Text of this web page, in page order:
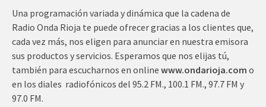
Una programación variada y dinámica que la cadena de
Radio Onda Rioja te puede ofrecer gracias a los clientes que,
cada vez más, nos eligen para anunciar en nuestra emisora
sus productos y servicios. Esperamos que nos elijas tú,
también para escucharnos en online www.ondarioja.com o
en los diales radiofónicos del 95.2 FM., 100.1 FM., 97.7 FM y
97.0 FM.